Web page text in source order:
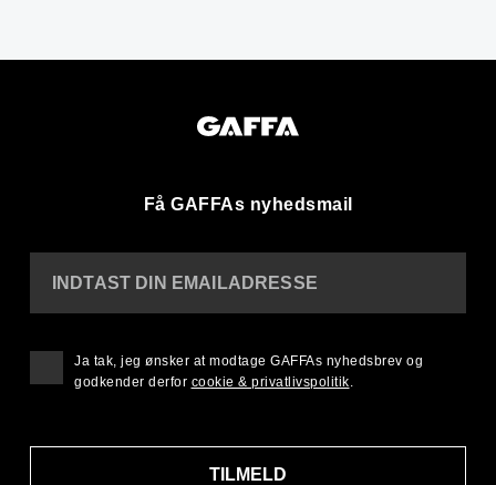
Få GAFFAs nyhedsmail
INDTAST DIN EMAILADRESSE
TILMELD
Ja tak, jeg ønsker at modtage GAFFAs nyhedsbrev og
godkender derfor cookie & privatlivspolitik.